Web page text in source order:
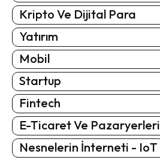
Kripto Ve Dijital Para
Yatırım
Mobil
Startup
Fintech
E-Ticaret Ve Pazaryerleri
Nesnelerin İnterneti - IoT